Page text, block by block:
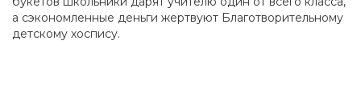
а сэкономленные деньги жертвуют Благотворительному
детскому хоспису.